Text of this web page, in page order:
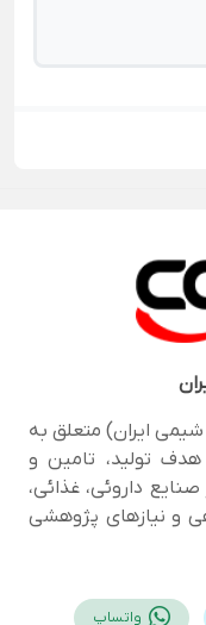
ایران) متعلق به
تولید، تامین و
صنایع داروئی، غذائی،
و نیازهای پژوهشی
واتساپ